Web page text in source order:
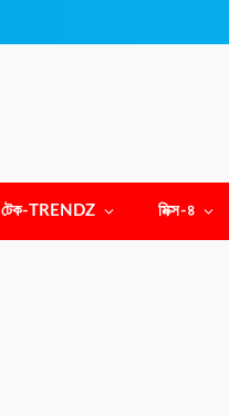
টেক-TRENDZ মিক্স-৪